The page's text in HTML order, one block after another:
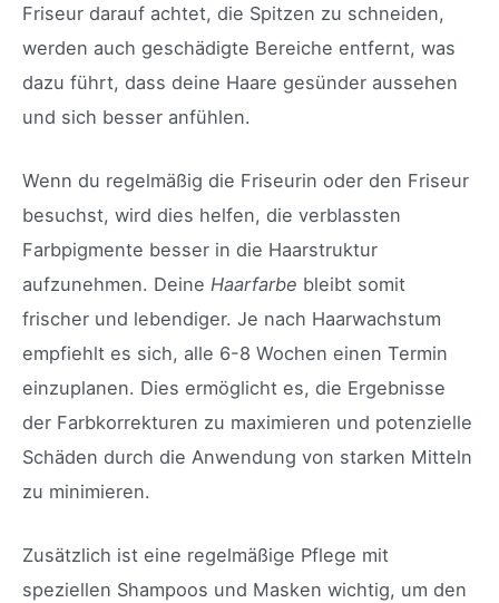
Friseur darauf achtet, die Spitzen zu schneiden,
werden auch geschädigte Bereiche entfernt, was
dazu führt, dass deine Haare gesünder aussehen
und sich besser anfühlen.
Wenn du regelmäßig die Friseurin oder den Friseur
besuchst, wird dies helfen, die verblassten
Farbpigmente besser in die Haarstruktur
aufzunehmen. Deine Haarfarbe bleibt somit
frischer und lebendiger. Je nach Haarwachstum
empfiehlt es sich, alle 6-8 Wochen einen Termin
einzuplanen. Dies ermöglicht es, die Ergebnisse
der Farbkorrekturen zu maximieren und potenzielle
Schäden durch die Anwendung von starken Mitteln
zu minimieren.
Zusätzlich ist eine regelmäßige Pflege mit
speziellen Shampoos und Masken wichtig, um den